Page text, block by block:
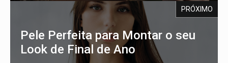
PRÓXIMO
Pele Perfeita para Montar o seu
Look de Final de Ano